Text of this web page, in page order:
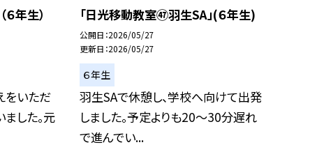
年生）
をいただ
ました。元
「日光移動教室㊼羽生SA」(６年生)
公開日 2026/05/27
更新日 2026/05/27
６年生
羽生SAで休憩し、学校へ向けて出発
しました。予定よりも20〜30分遅れ
で進んでい...